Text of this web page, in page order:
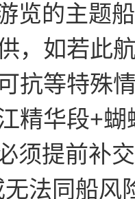
览的主题
，如若此
抗等特殊
精华段+
须提前补
法同船风